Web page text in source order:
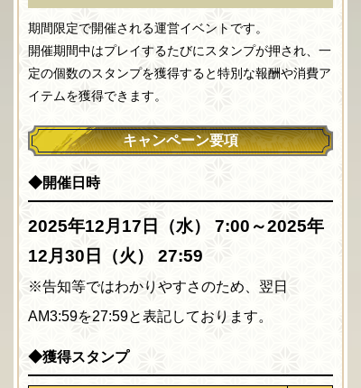
期間限定で開催される運営イベントです。
開催期間中はプレイするたびにスタンプが押され、一
定の個数のスタンプを獲得すると特別な報酬や消費ア
イテムを獲得できます。
キャンペーン要項
◆開催日時
2025年12月17日（水） 7:00～2025年
12月30日（火） 27:59
※告知等ではわかりやすさのため、翌日
AM3:59を27:59と表記しております。
◆獲得スタンプ